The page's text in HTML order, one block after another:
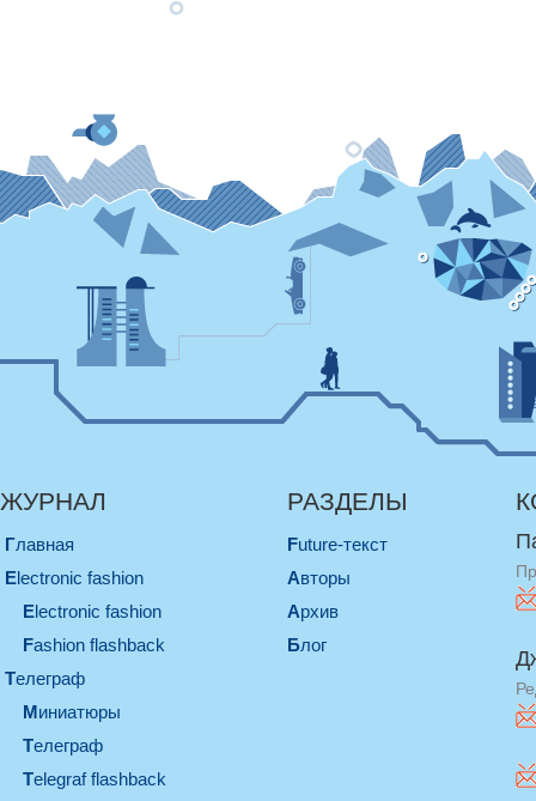
ЖУРНАЛ
Главная
electronic fashion
electronic fashion
Fashion flashback
телеграф
миниатюры
телеграф
Telegraf flashback
РАЗДЕЛЫ
Future-текст
Авторы
Архив
Блог